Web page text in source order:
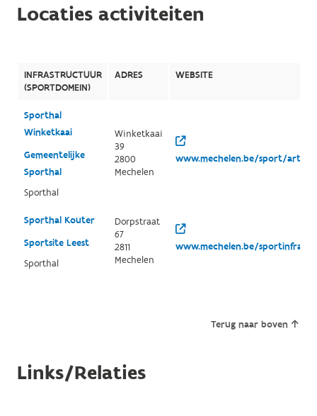
Locaties activiteiten
INFRASTRUCTUUR
(SPORTDOMEIN)
ADRES WEBSITE
Sporthal
Winketkaai
Gemeentelijke
Sporthal
Sporthal
Winketkaai
39
2800
Mechelen
www.mechelen.be/sport/
Sporthal Kouter
Sportsite Leest
Sporthal
Dorpstraat
67
2811
Mechelen
www.mechelen.be/
Terug naar boven
Links/Relaties